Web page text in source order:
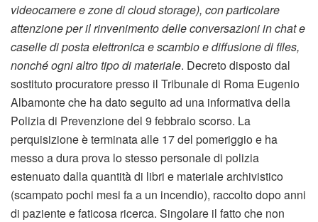
videocamere e zone di cloud storage), con particolare
attenzione per il rinvenimento delle conversazioni in chat e
caselle di posta elettronica e scambio e diffusione di files,
nonché ogni altro tipo di materiale. Decreto disposto dal
sostituto procuratore presso il Tribunale di Roma Eugenio
Albamonte che ha dato seguito ad una informativa della
Polizia di Prevenzione del 9 febbraio scorso. La
perquisizione è terminata alle 17 del pomeriggio e ha
messo a dura prova lo stesso personale di polizia
estenuato dalla quantità di libri e materiale archivistico
(scampato pochi mesi fa a un incendio), raccolto dopo anni
di paziente e faticosa ricerca. Singolare il fatto che non